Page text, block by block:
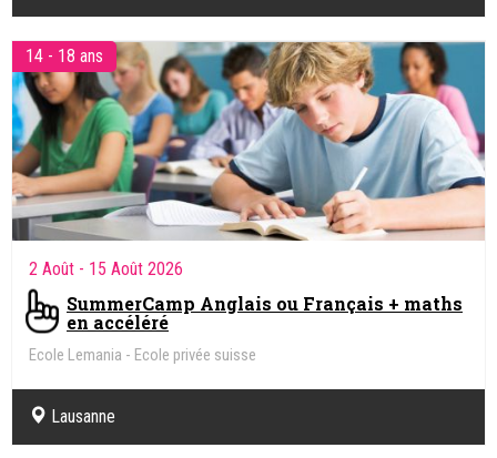
14 - 18 ans
2 Août - 15 Août 2026
SummerCamp Anglais ou Français + maths
en accéléré
Ecole Lemania - Ecole privée suisse
Lausanne